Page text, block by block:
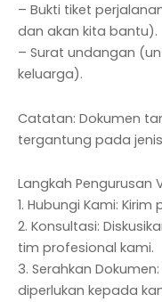
– Bukti tiket
dan akan kita bantu).
– Surat undangan
keluarga).
Catatan: Dokumen
tergantung pada
Langkah Pengurusan
1. Hubungi Kami:
2. Konsultasi:
tim profesional kami.
3. Serahkan
diperlukan kepada